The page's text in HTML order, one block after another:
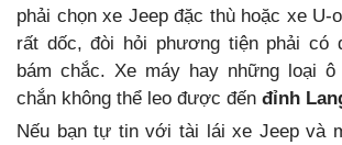
phải chọn xe Jeep đặc thù hoặc xe U-
rất dốc, đòi hỏi phương tiện phải có
bám chắc. Xe máy hay những loại
chắn không thể leo được đến đỉnh
Nếu bạn tự tin với tài lái xe Jeep và